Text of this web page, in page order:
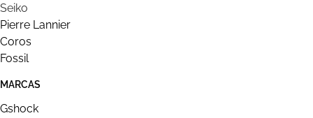
Seiko
Pierre Lannier
Coros
Fossil
MARCAS
Gshock